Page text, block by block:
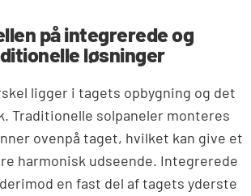
på integrerede og
løsninger
ligger i tagets opbygning og det
Traditionelle solpaneler monteres
ovenpå taget, hvilket kan give et
harmonisk udseende. Integrerede
en fast del af tagets yderste